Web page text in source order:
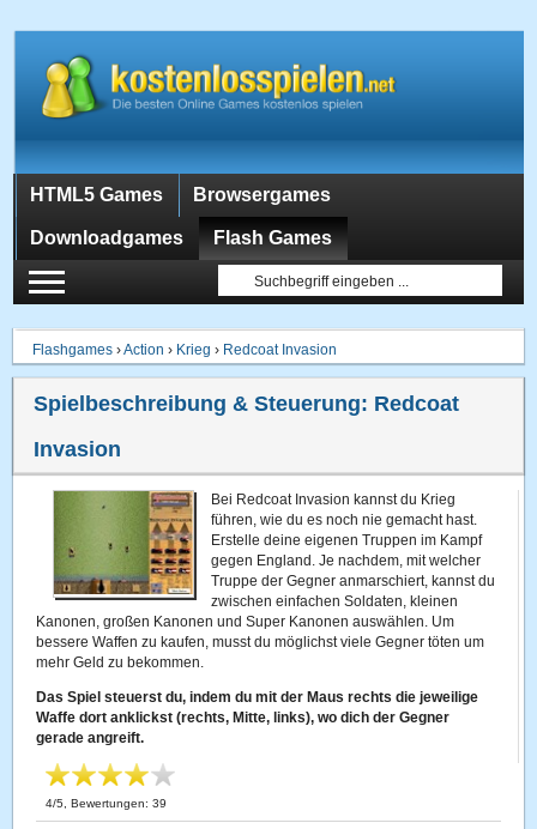
HTML5 Games Browsergames
Downloadgames Flash Games
Flashgames ›Action › Krieg › Redcoat Invasion
Spielbeschreibung & Steuerung: Redcoat
Invasion
Bei Redcoat Invasion kannst du Krieg
führen, wie du es noch nie gemacht hast.
Erstelle deine eigenen Truppen im Kampf
gegen England. Je nachdem, mit welcher
Truppe der Gegner anmarschiert, kannst du
zwischen einfachen Soldaten, kleinen
Kanonen, großen Kanonen und Super Kanonen auswählen. Um
bessere Waffen zu kaufen, musst du möglichst viele Gegner töten um
mehr Geld zu bekommen.
Das Spiel steuerst du, indem du mit der Maus rechts die jeweilige
Waffe dort anklickst (rechts, Mitte, links), wo dich der Gegner
gerade angreift.
4/5 , Bewertungen:39